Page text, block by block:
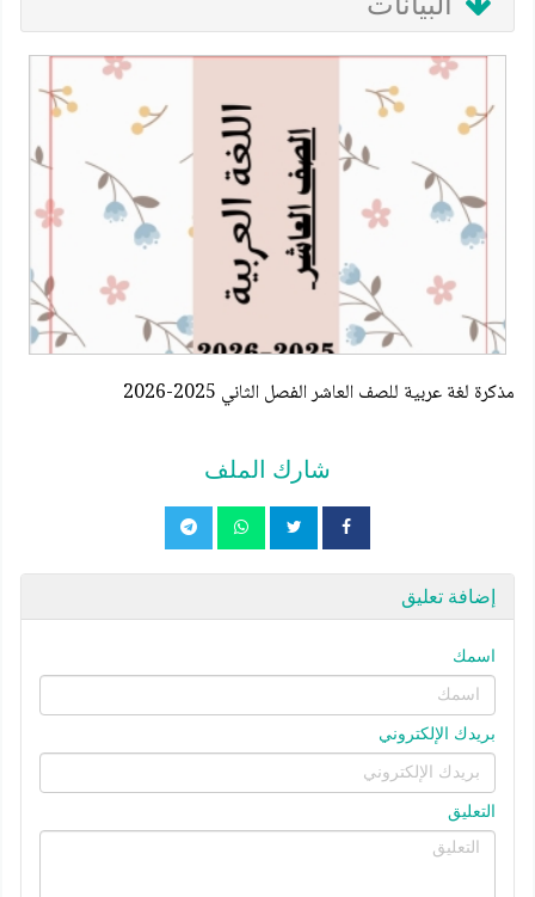
مذكرة لغة عربية للصف العاشر الفصل الثاني 2025-2026
شارك الملف
إضافة تعليق
اسمك
بريدك الإلكتروني
التعليق